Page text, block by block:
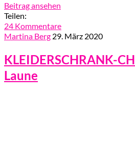
Beitrag ansehen
Teilen:
24 Kommentare
Martina Berg 29. März 2020
KLEIDERSCHRANK-
Laune